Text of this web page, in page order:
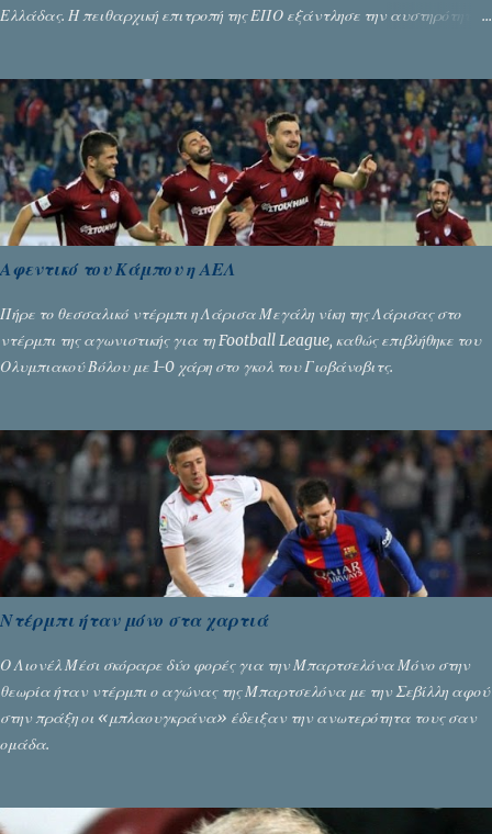
Ελλάδας. Η πειθαρχική επιτροπή της ΕΠΟ εξάντλησε την αυστηρότητά
όπως απαιτούσαν, αφού κάτι τέτοιο δεν ήταν εφικτό, σύμφωνα με τα
στοιχεία...
Αφεντικό του Κάμπου η ΑΕΛ
Πήρε το θεσσαλικό ντέρμπι η Λάρισα Μεγάλη νίκη της Λάρισας στο
ντέρμπι της αγωνιστικής για τη Football League, καθώς επιβλήθηκε του
Ολυμπιακού Βόλου με 1-0 χάρη στο γκολ του Γιοβάνοβιτς.
Ντέρμπι ήταν μόνο στα χαρτιά
Ο Λιονέλ Μέσι σκόραρε δύο φορές για την Μπαρτσελόνα Μόνο στην
θεωρία ήταν ντέρμπι ο αγώνας της Μπαρτσελόνα με την Σεβίλλη αφού
στην πράξη οι «μπλαουγκράνα» έδειξαν την ανωτερότητα τους σαν
ομάδα.